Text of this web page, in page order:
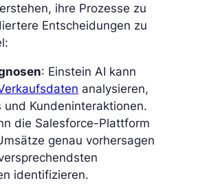
ihre Prozesse zu
Entscheidungen zu
: Einstein AI kann
analysieren,
und Kundeninteraktionen.
die Salesforce-Plattform
genau vorhersagen
identifizieren.